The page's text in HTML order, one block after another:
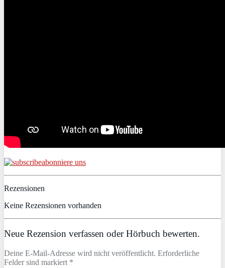
abonniere uns
Rezensionen
Keine Rezensionen vorhanden
Neue Rezension verfassen oder Hörbuch bewerten.
Deine E-Mail-Adresse wird nicht veröffentlicht. Erforderliche
Felder sind markiert *